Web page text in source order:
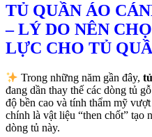
TỦ QUẦN ÁO
– LÝ DO NÊN
LỰC CHO TỦ
Trong những năm gần đây,
đang dần thay thế các dòng tủ
độ bền cao và tính thẩm mỹ
chính là vật liệu “then chốt” tạo
dòng tủ này.